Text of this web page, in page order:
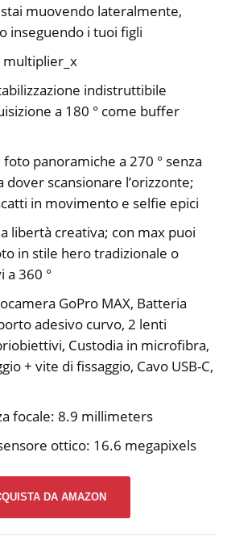
muovendo lateralmente,
inseguendo i tuoi figli
multiplier_x
indistruttibile
a 180 ° come buffer
panoramiche a 270 ° senza
dover scansionare l’orizzonte;
in movimento e selfie epici
libertà creativa; con max puoi
in stile hero tradizionale o
360 °
GoPro MAX, Batteria
adesivo curvo, 2 lenti
Custodia in microfibra,
+ vite di fissaggio, Cavo USB-C,
focale: 8.9 millimeters
ottico: 16.6 megapixels
DA AMAZON